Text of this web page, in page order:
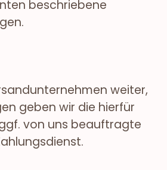
beschriebene
weiter,
geben wir die hierfür
von uns beauftragte